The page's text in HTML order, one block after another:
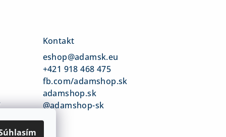
Kontakt
eshop@adamsk.eu
+421 918 468 475
fb.com/adamshop.sk
adamshop.sk
@adamshop-sk